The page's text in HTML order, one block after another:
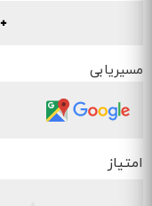
.
مسیریابی
امتیاز